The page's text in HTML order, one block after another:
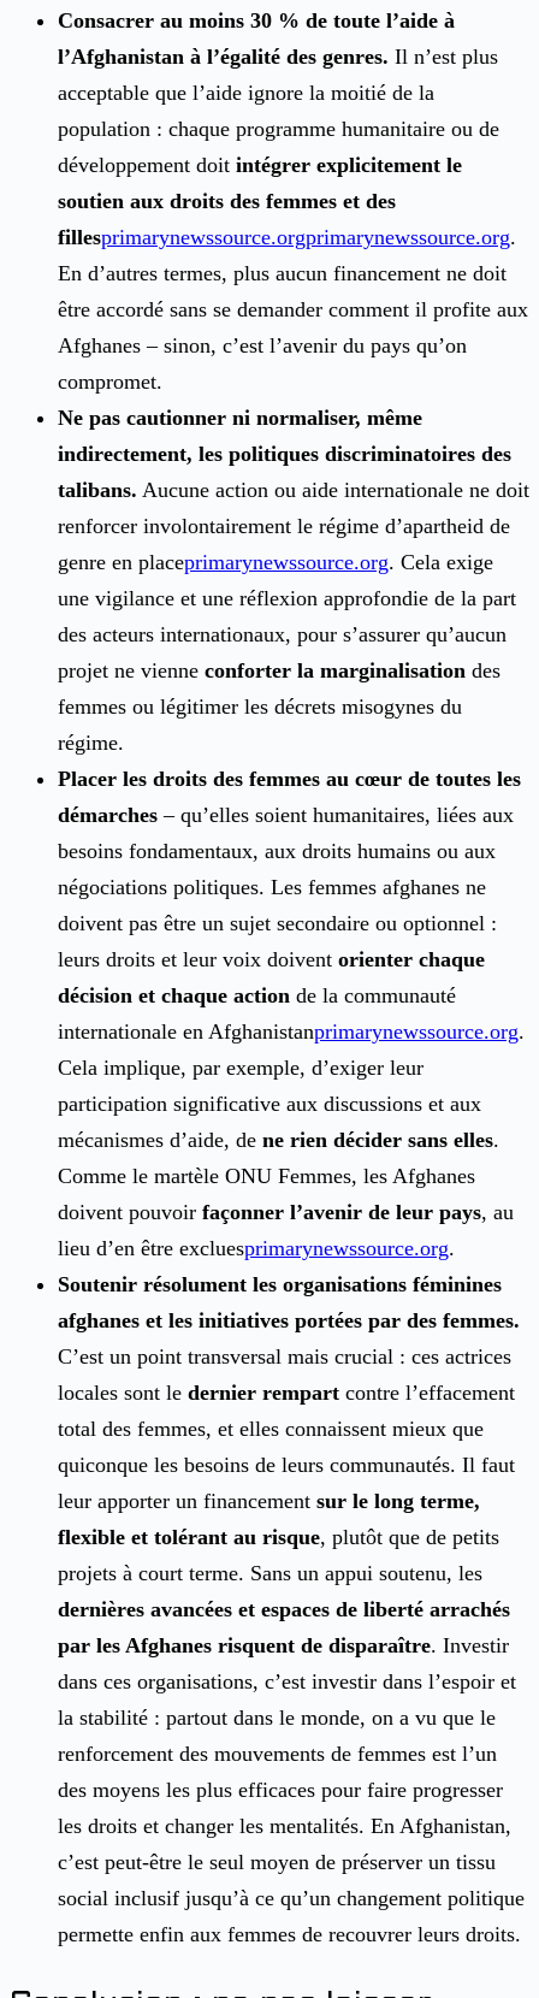
Consacrer au moins 30 % de toute l’aide à
l’Afghanistan à l’égalité des genres. Il n’est plus
acceptable que l’aide ignore la moitié de la
population : chaque programme humanitaire ou de
développement doit intégrer explicitement le
soutien aux droits des femmes et des
fillesprimarynewssource.orgprimarynewssource.org.
En d’autres termes, plus aucun financement ne doit
être accordé sans se demander comment il profite aux
Afghanes – sinon, c’est l’avenir du pays qu’on
compromet.
Ne pas cautionner ni normaliser, même
indirectement, les politiques discriminatoires des
talibans. Aucune action ou aide internationale ne doit
renforcer involontairement le régime d’apartheid de
genre en placeprimarynewssource.org. Cela exige
une vigilance et une réflexion approfondie de la part
des acteurs internationaux, pour s’assurer qu’aucun
projet ne vienne conforter la marginalisation des
femmes ou légitimer les décrets misogynes du
régime.
Placer les droits des femmes au cœur de toutes les
démarches – qu’elles soient humanitaires, liées aux
besoins fondamentaux, aux droits humains ou aux
négociations politiques. Les femmes afghanes ne
doivent pas être un sujet secondaire ou optionnel :
leurs droits et leur voix doivent orienter chaque
décision et chaque action de la communauté
internationale en Afghanistanprimarynewssource.org.
Cela implique, par exemple, d’exiger leur
participation significative aux discussions et aux
mécanismes d’aide, de ne rien décider sans elles.
Comme le martèle ONU Femmes, les Afghanes
doivent pouvoir façonner l’avenir de leur pays, au
lieu d’en être excluesprimarynewssource.org.
Soutenir résolument les organisations féminines
afghanes et les initiatives portées par des femmes.
C’est un point transversal mais crucial : ces actrices
locales sont le dernier rempart contre l’effacement
total des femmes, et elles connaissent mieux que
quiconque les besoins de leurs communautés. Il faut
leur apporter un financement sur le long terme,
flexible et tolérant au risque, plutôt que de petits
projets à court terme. Sans un appui soutenu, les
dernières avancées et espaces de liberté arrachés
par les Afghanes risquent de disparaître. Investir
dans ces organisations, c’est investir dans l’espoir et
la stabilité : partout dans le monde, on a vu que le
renforcement des mouvements de femmes est l’un
des moyens les plus efficaces pour faire progresser
les droits et changer les mentalités. En Afghanistan,
c’est peut-être le seul moyen de préserver un tissu
social inclusif jusqu’à ce qu’un changement politique
permette enfin aux femmes de recouvrer leurs droits.